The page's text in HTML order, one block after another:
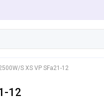
S XS VP SFa21-12
12